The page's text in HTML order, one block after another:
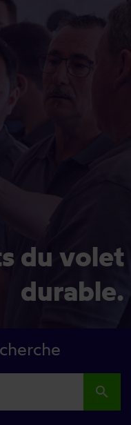
durable.
search